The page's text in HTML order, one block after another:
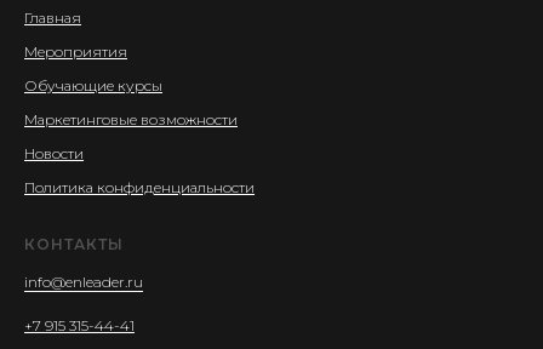
Главная
Мероприятия
Обучающие курсы
Маркетинговые возможности
Новости
Политика конфиденциальности
КОНТАКТЫ
info@enleader.ru
+7 915 315-44-41